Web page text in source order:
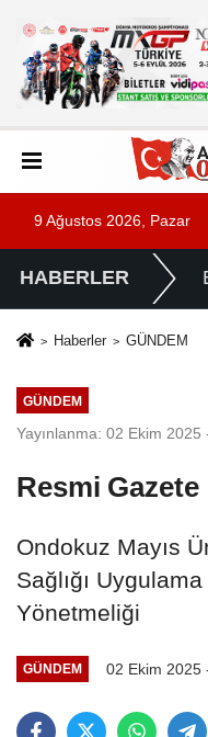
9 Ağustos 2026, Pazar
HABERLER
Haberler GÜNDEM
GÜNDEM
Yayınlanma: 02 Ekim 2025
Resmi Gazete
Ondokuz Mayıs
Sağlığı
Yönetmeliği
GÜNDEM 02 Ekim 2025